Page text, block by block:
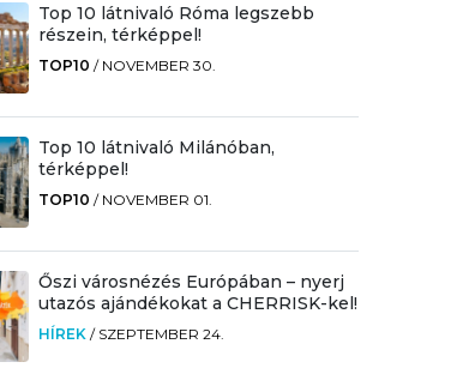
Top 10 látnivaló Róma legszebb
részein, térképpel!
TOP10 / NOVEMBER 30.
Top 10 látnivaló Milánóban,
térképpel!
TOP10 / NOVEMBER 01.
Őszi városnézés Európában – nyerj
utazós ajándékokat a CHERRISK-kel!
HÍREK / SZEPTEMBER 24.